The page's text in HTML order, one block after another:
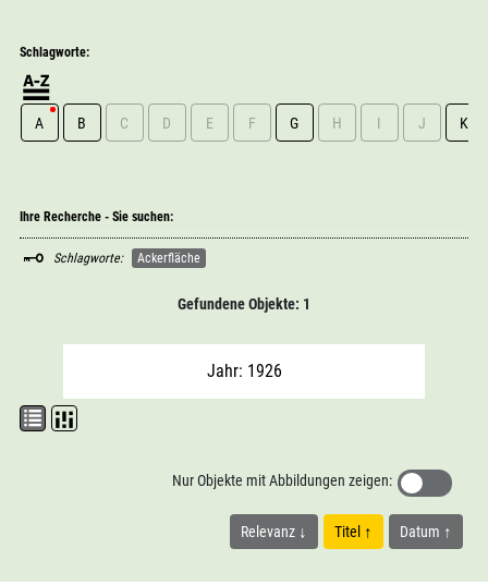
Gefundene Objekte: 1
Jahr: 1926
Relevanz Titel Datum
Nur Objekte mit Abbildungen zeigen:
Schlagworte:
A B C D E F G H I J K
Ihre Recherche - Sie suchen:
Schlagworte: Ackerfläche